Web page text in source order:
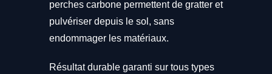
perches carbone permettent de gratter et
pulvériser depuis le sol, sans
endommager les matériaux.
Résultat durable garanti sur tous types